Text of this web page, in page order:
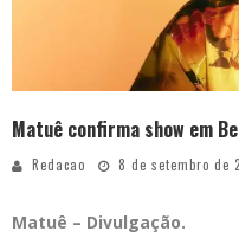
Matuê confirma show em
Redacao 8 de setembro de
Matuê – Divulgação.